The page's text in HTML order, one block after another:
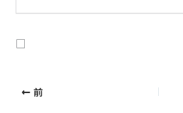
□
前